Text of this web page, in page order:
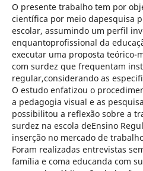
O presente trabalho tem por
científica por meio dapesquisa
escolar, assumindo um perfil
enquantoprofissional da
executar uma proposta teórico-
com surdez que frequentam
regular,considerando as
O estudo enfatizou o
a pedagogia visual e as
possibilitou a reflexão sobre a
surdez na escola deEnsino
inserção no mercado de
Foram realizadas entrevistas
família e coma educanda com